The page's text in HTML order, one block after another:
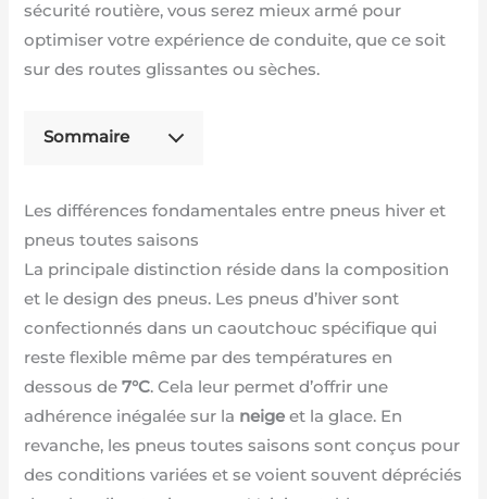
sécurité routière, vous serez mieux armé pour
optimiser votre expérience de conduite, que ce soit
sur des routes glissantes ou sèches.
Sommaire
Les différences fondamentales entre pneus hiver et
pneus toutes saisons
La principale distinction réside dans la composition
et le design des pneus. Les pneus d’hiver sont
confectionnés dans un caoutchouc spécifique qui
reste flexible même par des températures en
dessous de7°C. Cela leur permet d’offrir une
adhérence inégalée sur la neige et la glace. En
revanche, les pneus toutes saisons sont conçus pour
des conditions variées et se voient souvent dépréciés